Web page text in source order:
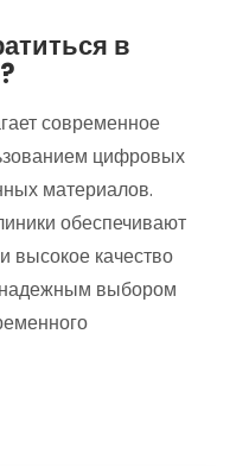
в
современное
цифровых
материалов.
обеспечивают
высокое качество
выбором